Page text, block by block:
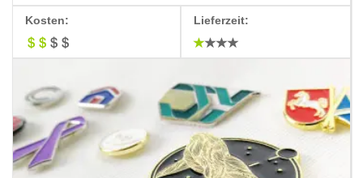
Kosten: Lieferzeit: